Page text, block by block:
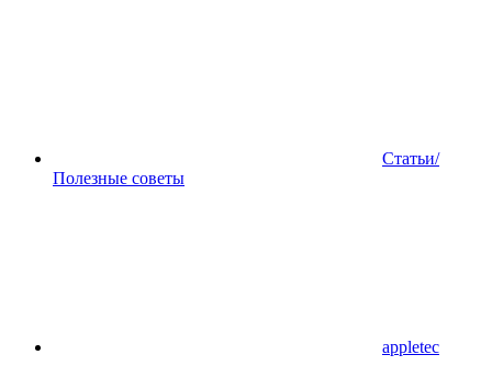
Статьи/
Полезные советы
appletec